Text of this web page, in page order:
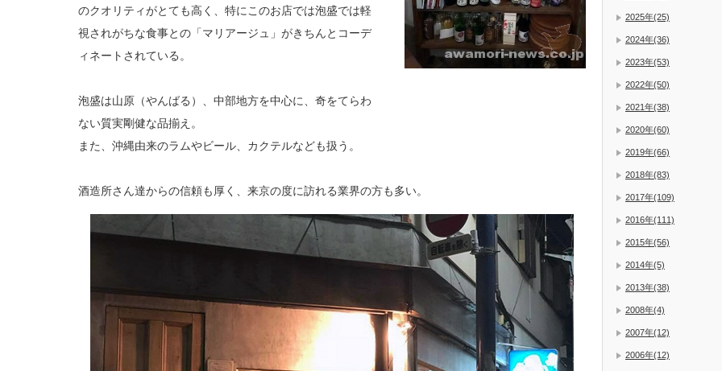
のクオリティがとても高く、特にこのお店では泡盛では軽
視されがちな食事との「マリアージュ」がきちんとコーデ
ィネートされている。
泡盛は山原（やんばる）、中部地方を中心に、奇をてらわ
ない質実剛健な品揃え。
また、沖縄由来のラムやビール、カクテルなども扱う。
酒造所さん達からの信頼も厚く、来京の度に訪れる業界の方も多い。
2025年(25)
2024年(36)
2023年(53)
2022年(50)
2021年(38)
2020年(60)
2019年(66)
2018年(83)
2017年(109)
2016年(111)
2015年(56)
2014年(5)
2013年(38)
2008年(4)
2007年(12)
2006年(12)